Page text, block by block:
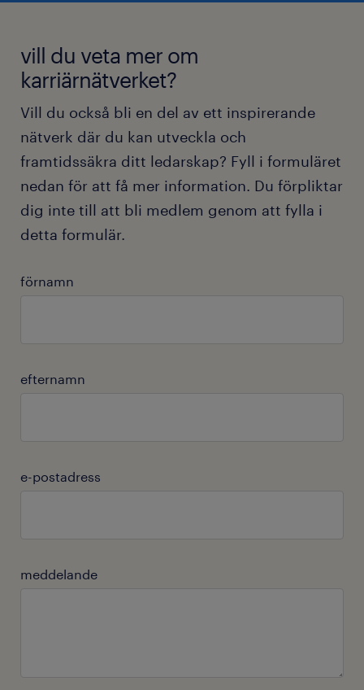
vill du veta mer om
karriärnätverket?
Vill du också bli en del av ett inspirerande
nätverk där du kan utveckla och
framtidssäkra ditt ledarskap? Fyll i formuläret
nedan för att få mer information. Du förpliktar
dig inte till att bli medlem genom att fylla i
detta formulär.
förnamn
efternamn
e-postadress
meddelande